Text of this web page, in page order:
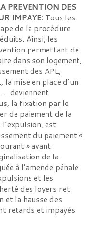
PREVENTION DES
IMPAYE: Tous les
de la procédure
Ainsi, les
permettant de
dans son logement,
des APL,
la mise en place d’un
deviennent
la fixation par le
de paiement de la
est
du paiement «
» avant
de la
à l’amende pénale
et les
des loyers net
et la hausse des
retards et impayés